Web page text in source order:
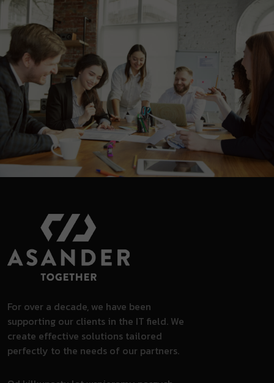
For over a decade, we have been
supporting our clients in the IT field. We
create effective solutions tailored
perfectly to the needs of our partners.